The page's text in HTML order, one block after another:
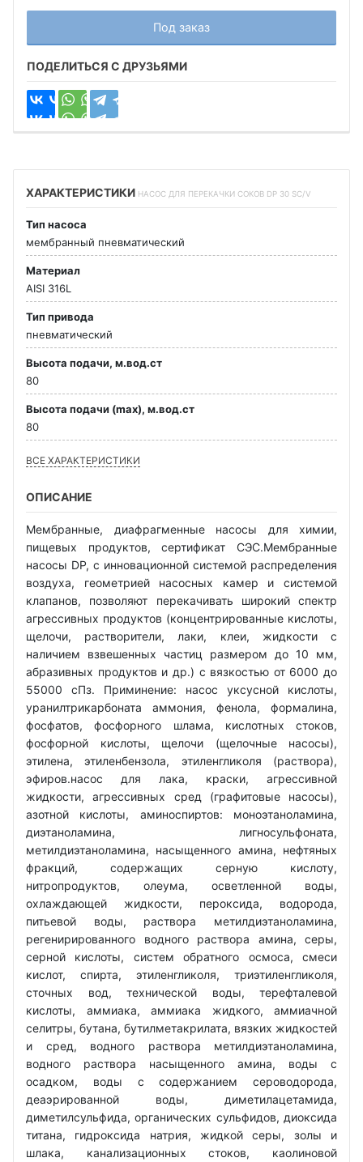
Под заказ
ПОДЕЛИТЬСЯ С ДРУЗЬЯМИ
ХАРАКТЕРИСТИКИ НАСОС ДЛЯ ПЕРЕКАЧКИ СОКОВ DP 30 SC/V
Тип насоса
мембранный пневматический
Материал
AISI 316L
Тип привода
пневматический
Высота подачи, м.вод.ст
80
Высота подачи (max), м.вод.ст
80
ВСЕ ХАРАКТЕРИСТИКИ
ОПИСАНИЕ
Мембранные, диафрагменные насосы для химии,
пищевых продуктов, сертификат СЭС.Мембранные
насосы DP, с инновационной системой распределения
воздуха, геометрией насосных камер и системой
клапанов, позволяют перекачивать широкий спектр
агрессивных продуктов (концентрированные кислоты,
щелочи, растворители, лаки, клеи, жидкости с
наличием взвешенных частиц размером до 10 мм,
абразивных продуктов и др.) с вязкостью от 6000 до
55000 сПз. Приминение: насос уксусной кислоты,
уранилтрикарбоната аммония, фенола, формалина,
фосфатов, фосфорного шлама, кислотных стоков,
фосфорной кислоты, щелочи (щелочные насосы),
этилена, этиленбензола, этиленгликоля (раствора),
эфиров.насос для лака, краски, агрессивной
жидкости, агрессивных сред (графитовые насосы),
азотной кислоты, аминоспиртов: моноэтаноламина,
диэтаноламина, лигносульфоната,
метилдиэтаноламина, насыщенного амина, нефтяных
фракций, содержащих серную кислоту,
нитропродуктов, олеума, осветленной воды,
охлаждающей жидкости, пероксида, водорода,
питьевой воды, раствора метилдиэтаноламина,
регенирированного водного раствора амина, серы,
серной кислоты, систем обратного осмоса, смеси
кислот, спирта, этиленгликоля, триэтиленгликоля,
сточных вод, технической воды, терефталевой
кислоты, аммиака, аммиака жидкого, аммиачной
селитры, бутана, бутилметакрилата, вязких жидкостей
и сред, водного раствора метилдиэтаноламина,
водного раствора насыщенного амина, воды с
осадком, воды с содержанием сероводорода,
деаэрированной воды, диметилацетамида,
диметилсульфида, органических сульфидов, диоксида
титана, гидроксида натрия, жидкой серы, золы и
шлака, канализационных стоков, каолиновой